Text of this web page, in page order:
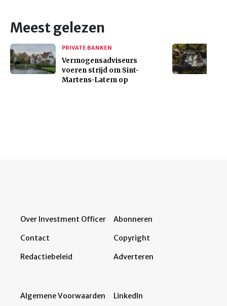
Meest gelezen
PRIVATE BANKEN
Vermogensadviseurs
voeren strijd om Sint-
Martens-Latem op
Over Investment Officer
Contact
Redactiebeleid
Abonneren
Copyright
Adverteren
Algemene Voorwaarden LinkedIn